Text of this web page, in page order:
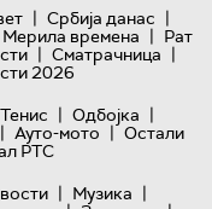
| Србија данас |
Мерила времена | Рат
| Сматрачница |
2026
Тенис | Одбојка |
| Ауто-мото | Остали
РТС
| Музика |